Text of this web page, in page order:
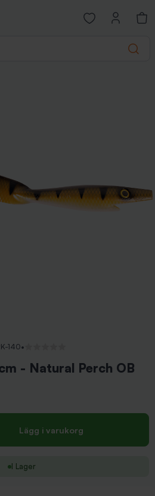
Search
Open favorites
140•
- Natural Perch OB
Lägg i varukorg
I Lager